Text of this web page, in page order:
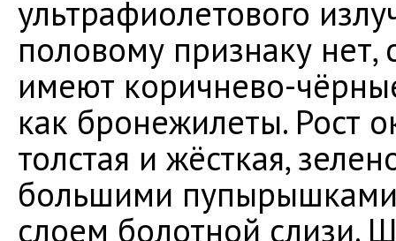
ультрафиолетового
половому признаку
имеют коричнево-
как бронежилеты. Рост
толстая и жёсткая,
большими
слоем болотной слизи.